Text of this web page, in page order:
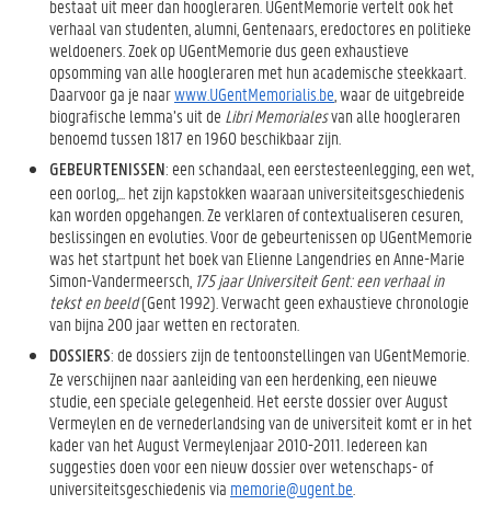
bestaat uit meer dan hoogleraren. UGentMemorie vertelt ook het
verhaal van studenten, alumni, Gentenaars, eredoctores en politieke
weldoeners. Zoek op UGentMemorie dus geen exhaustieve
opsomming van alle hoogleraren met hun academische steekkaart.
Daarvoor ga je naarwww.UGentMemorialis.be , waar de uitgebreide
biografische lemma’s uit de Libri Memorialesvan alle hoogleraren
benoemd tussen 1817 en 1960 beschikbaar zijn.
GEBEURTENISSEN: een schandaal, een eerstesteenlegging, een wet,
een oorlog,... het zijn kapstokken waaraan universiteitsgeschiedenis
kan worden opgehangen. Ze verklaren of contextualiseren cesuren,
beslissingen en evoluties. Voor de gebeurtenissen op UGentMemorie
was het startpunt het boek van Elienne Langendries en Anne-Marie
Simon-Vandermeersch, 175 jaar Universiteit Gent: een verhaal in
tekst en beeld(Gent 1992). Verwacht geen exhaustieve chronologie
van bijna 200 jaar wetten en rectoraten.
DOSSIERS: de dossiers zijn de tentoonstellingen van UGentMemorie.
Ze verschijnen naar aanleiding van een herdenking, een nieuwe
studie, een speciale gelegenheid. Het eerste dossier over August
Vermeylen en de vernederlandsing van de universiteit komt er in het
kader van het August Vermeylenjaar 2010-2011. Iedereen kan
suggesties doen voor een nieuw dossier over wetenschaps- of
universiteitsgeschiedenis via memorie@ugent.be